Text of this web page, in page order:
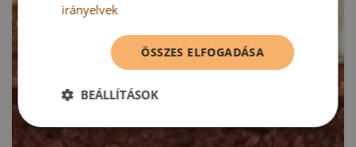
irányelvek
ÖSSZES ELFOGADÁSA
BEÁLLÍTÁSOK